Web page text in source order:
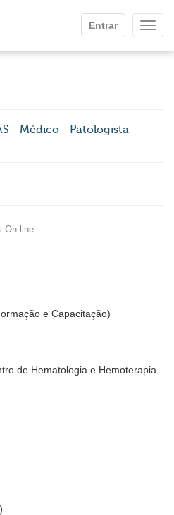
Entrar
- Médico - Patologista
On-line
e Capacitação)
de Hematologia e Hemoterapia